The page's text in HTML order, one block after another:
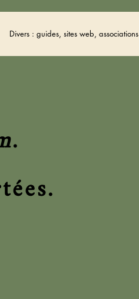
Divers : guides, sites web, associations
.